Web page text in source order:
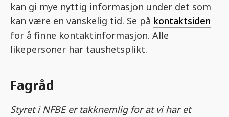
kan gi mye nyttig informasjon under det som
kan være en vanskelig tid. Se på kontaktsiden
for å finne kontaktinformasjon. Alle
likepersoner har taushetsplikt.
Fagråd
Styret i NFBE er takknemlig for at vi har et